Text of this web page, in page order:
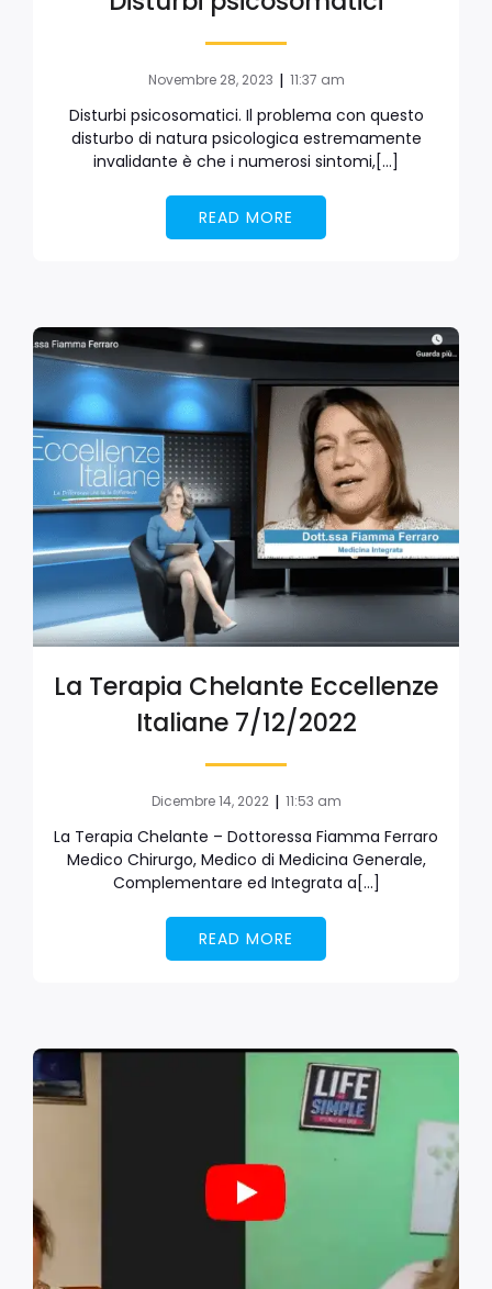
Novembre 28, 2023 | 11:37 am
Disturbi psicosomatici. Il problema con questo
disturbo di natura psicologica estremamente
invalidante è che i numerosi sintomi,[…]
READ MORE
La Terapia Chelante Eccellenze
Italiane 7/12/2022
Dicembre 14, 2022 | 11:53 am
La Terapia Chelante – Dottoressa Fiamma Ferraro
Medico Chirurgo, Medico di Medicina Generale,
Complementare ed Integrata a[…]
READ MORE